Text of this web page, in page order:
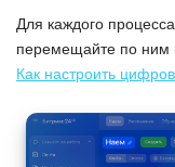
Для каждого
перемещайте по ним
Как настроить